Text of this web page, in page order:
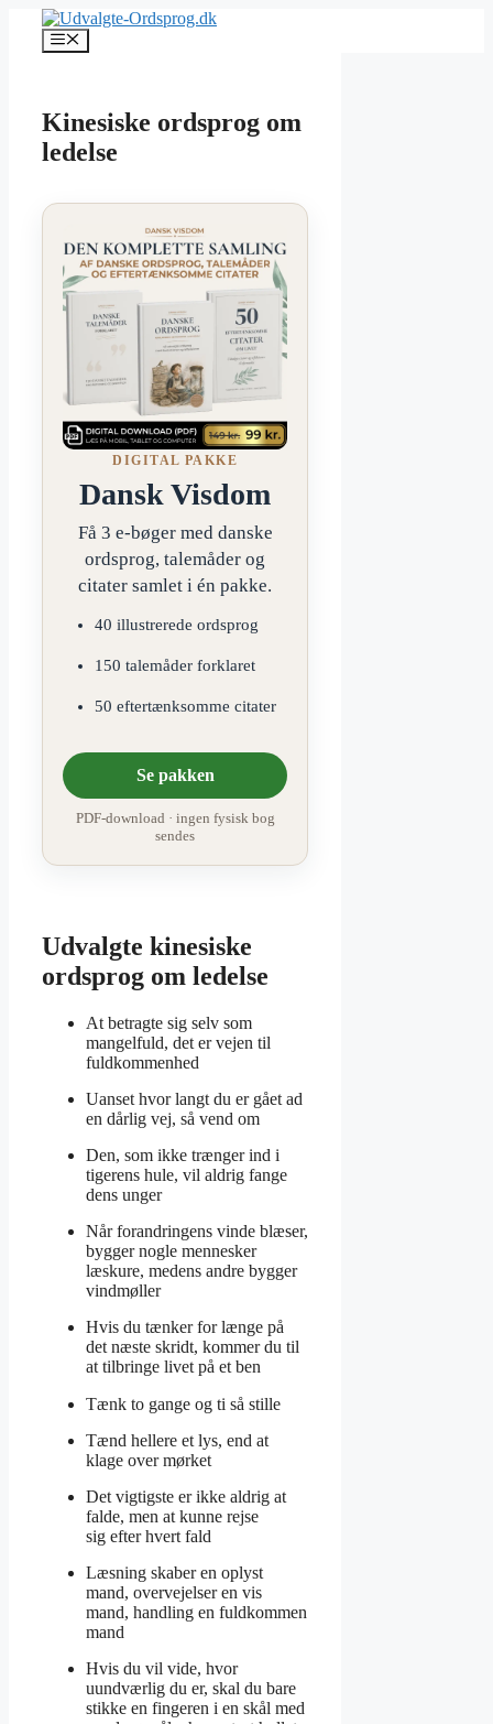
indhold
Menu
Kinesiske ordsprog om
ledelse
DIGITAL PAKKE
Dansk Visdom
Få 3 e-bøger med danske
ordsprog, talemåder og
citater samlet i én pakke.
40 illustrerede ordsprog
150 talemåder forklaret
50 eftertænksomme citater
Se pakken
PDF-download · ingen fysisk bog
sendes
Udvalgte kinesiske
ordsprog om ledelse
At betragte sig selv som
mangelfuld, det er vejen til
fuldkommenhed
Uanset hvor langt du er gået ad
en dårlig vej, så vend om
Den, som ikke trænger ind i
tigerens hule, vil aldrig fange
dens unger
Når forandringens vinde blæser,
bygger nogle mennesker
læskure, medens andre bygger
vindmøller
Hvis du tænker for længe på
det næste skridt, kommer du til
at tilbringe livet på et ben
Tænk to gange og ti så stille
Tænd hellere et lys, end at
klage over mørket
Det vigtigste er ikke aldrig at
falde, men at kunne rejse
sig efter hvert fald
Læsning skaber en oplyst
mand, overvejelser en vis
mand, handling en fuldkommen
mand
Hvis du vil vide, hvor
uundværlig du er, skal du bare
stikke en fingeren i en skål med